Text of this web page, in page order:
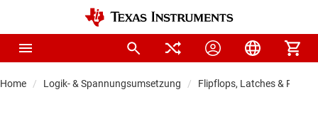
Home Logik- & Spannungsumsetzung Flipflops, Latches &